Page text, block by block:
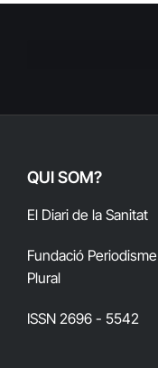
QUI SOM?
El Diari de la Sanitat
Fundació Periodisme
Plural
ISSN 2696 - 5542